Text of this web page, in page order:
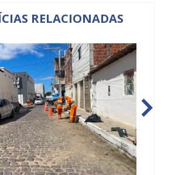
RELACIONADAS